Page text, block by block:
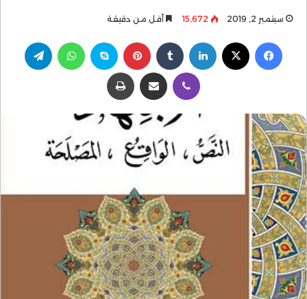
سبتمبر 2, 2019 15٬672 أقل من دقيقة
فيسبوك لينكدإن بينتيريست سكايب واتساب
ڤايبر مشاركة عبر البريد طباعة